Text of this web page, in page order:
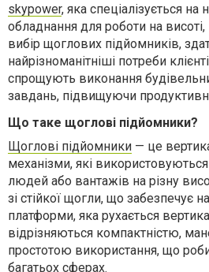
skypower, яка спеціалізується на
обладнання для роботи на
вибір щоглових підйомників,
найрізноманітніші потреби
спрощують виконання
завдань, підвищуючи
Що таке щоглові підйомники?
Щоглові підйомники — це
механізми, які
людей або вантажів на різну
зі стійкої щогли, що забезпечує
платформи, яка рухається
відрізняються компактністю,
простотою використання, що
багатьох сферах.